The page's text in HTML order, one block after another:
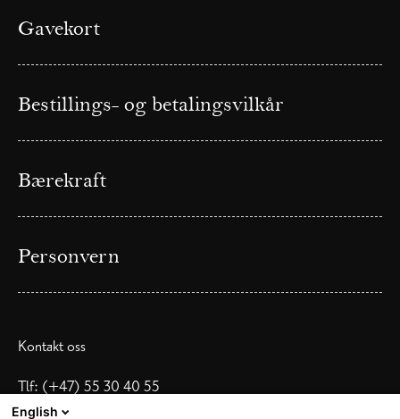
Gavekort
Bestillings- og betalingsvilkår
Bærekraft
Personvern
Kontakt oss
Tlf: (+47) 55 30 40 55
E-post:omakase@skostredethotel.no
English